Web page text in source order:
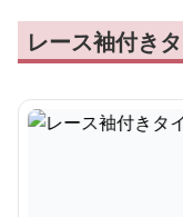
レース袖付き